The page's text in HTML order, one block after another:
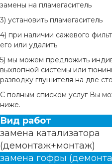
замены на пламегаситель
3) установить пламегаситель
4) при наличии сажевого
его или удалить
5) мы можем предложить
выхлопной системы или
разводку глушителя на две
С полным списком услуг Вы
ниже.
Вид работ
замена катализатора
(демонтаж+монтаж)
замена гофры